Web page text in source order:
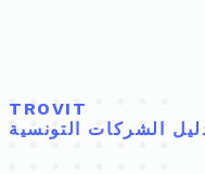
TROVIT
الشركات التونسية